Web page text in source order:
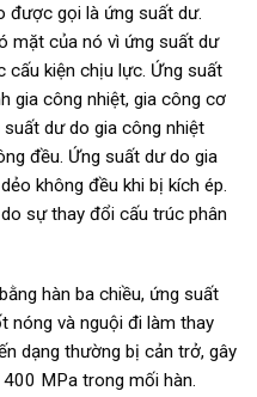
được gọi là ứng suất dư.
mặt của nó vì ứng suất dư
cấu kiện chịu lực. Ứng suất
gia công nhiệt, gia công cơ
dư do gia công nhiệt
đều. Ứng suất dư do gia
không đều khi bị kích ép.
sự thay đổi cấu trúc phân
hàn ba chiều, ứng suất
nóng và nguội đi làm thay
dạng thường bị cản trở, gây
MPa trong mối hàn.